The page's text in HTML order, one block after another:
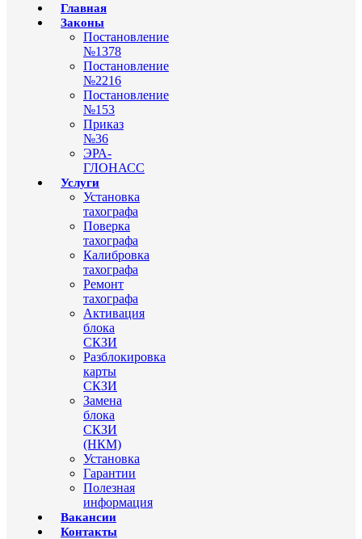
Главная
Законы
Постановление
№1378
Постановление
№2216
Постановление
№153
Приказ
№36
ЭРА-
ГЛОНАСС
Услуги
Установка
тахографа
Поверка
тахографа
Калибровка
тахографа
Ремонт
тахографа
Активация
блока
СКЗИ
Разблокировка
карты
СКЗИ
Замена
блока
СКЗИ
(НКМ)
Установка
Гарантии
Полезная
информация
Вакансии
Контакты